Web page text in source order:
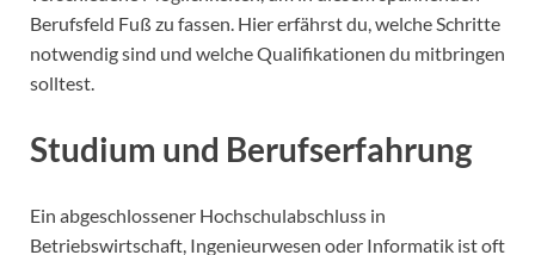
Berufsfeld Fuß zu fassen. Hier erfährst du, welche Schritte
notwendig sind und welche Qualifikationen du mitbringen
solltest.
Studium und Berufserfahrung
Ein abgeschlossener Hochschulabschluss in
Betriebswirtschaft, Ingenieurwesen oder Informatik ist oft